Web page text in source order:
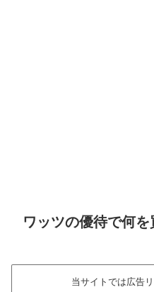
ワッツの優待で何を
当サイトでは広告